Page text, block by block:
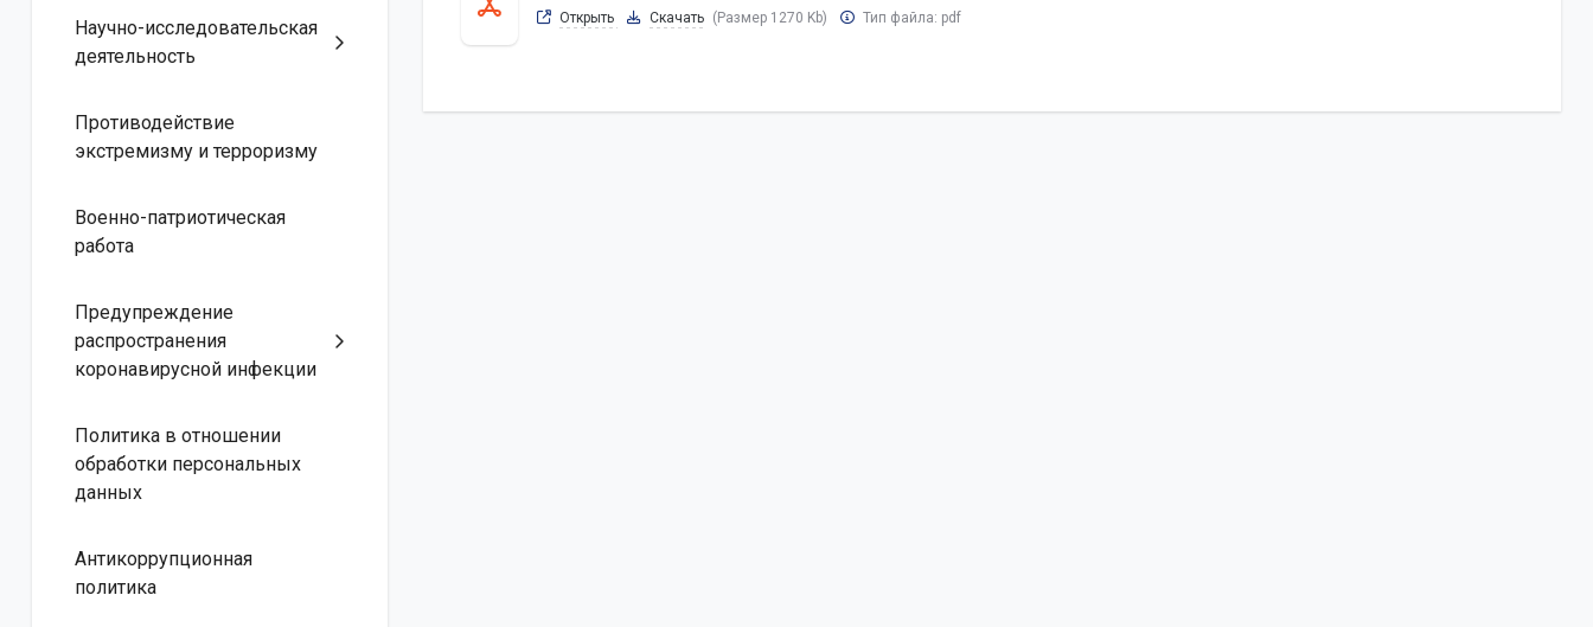
Научно-исследовательская
деятельность
Противодействие
экстремизму и терроризму
Военно-патриотическая
работа
Предупреждение
распространения
коронавирусной инфекции
Политика в отношении
обработки персональных
данных
Антикоррупционная
политика
Открыть Скачать (Размер 1270 Kb) Тип файла: pdf